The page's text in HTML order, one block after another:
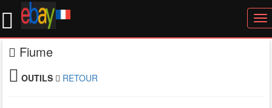
Fiume
OUTILS RETOUR